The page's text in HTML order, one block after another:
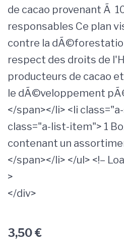
de cacao provenant Ã
responsables Ce plan
contre la
respect des droits de
producteurs de cacao
le dÃ©veloppement
</span></li> <li
class="a-list-item"> 1
contenant un
</span></li> </ul> <!–
>
</div>
3,50€